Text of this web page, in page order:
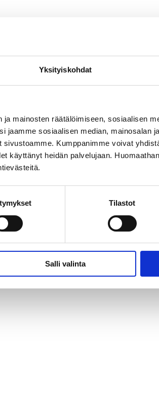
Yksityiskohdat
mainosten räätälöimiseen, sosiaalisen
jaamme sosiaalisen median, mainosalan
Kumppanimme voivat
käyttänyt heidän palvelujaan.
Tilastot
Salli valinta